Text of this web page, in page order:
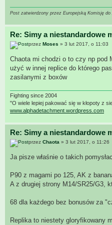
Post zatwierdzony przez Europejską Komisję
Re: Simy a niestandardowe
przez Moses » 3 lut 2017, o 11:03
Chaota mi chodzi o to czy np pod
użyć w innej replice do którego
zasilanymi z boxów
Fighting since 2004
"O wiele lepiej pakować się w kłopoty z
www.alphadetachment.wordpress.com
Re: Simy a niestandardowe
przez Chaota » 3 lut 2017, o 11:26
Ja pisze właśnie o takich
P90 z magami po 125, AK z
A z drugiej strony M14/SR25/G3,
68 dla każdego bez bonusów za
Replika to niestety gloryfikowany